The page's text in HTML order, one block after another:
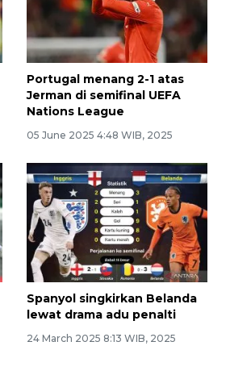
Portugal menang 2-1 atas
Jerman di semifinal UEFA
Nations League
05 June 2025 4:48 WIB, 2025
Spanyol singkirkan Belanda
lewat drama adu penalti
24 March 2025 8:13 WIB, 2025